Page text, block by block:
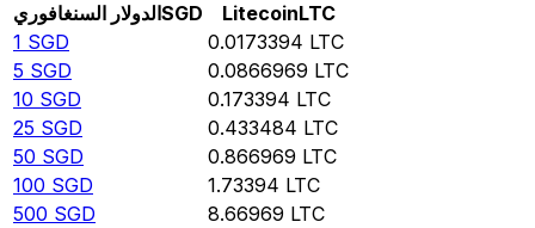
الدولار السنغافوريSGD LitecoinLTC
1 SGD 0.0173394 LTC
5 SGD 0.0866969 LTC
10 SGD 0.173394 LTC
25 SGD 0.433484 LTC
50 SGD 0.866969 LTC
100 SGD 1.73394 LTC
500 SGD 8.66969 LTC